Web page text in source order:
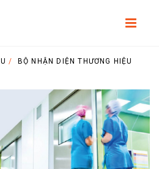
/
BỘ NHẬN DIỆN THƯƠNG HIỆU